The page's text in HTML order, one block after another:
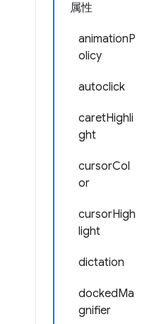
属性
animationP
olicy
autoclick
caretHighli
ght
cursorCol
or
cursorHigh
light
dictation
dockedMa
gnifier